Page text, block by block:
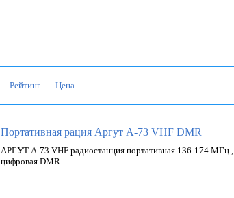
Рейтинг Цена
Портативная рация Аргут А-73 VHF DMR
АРГУТ А-73 VHF радиостанция портативная 136-174 МГц ,
цифровая DMR